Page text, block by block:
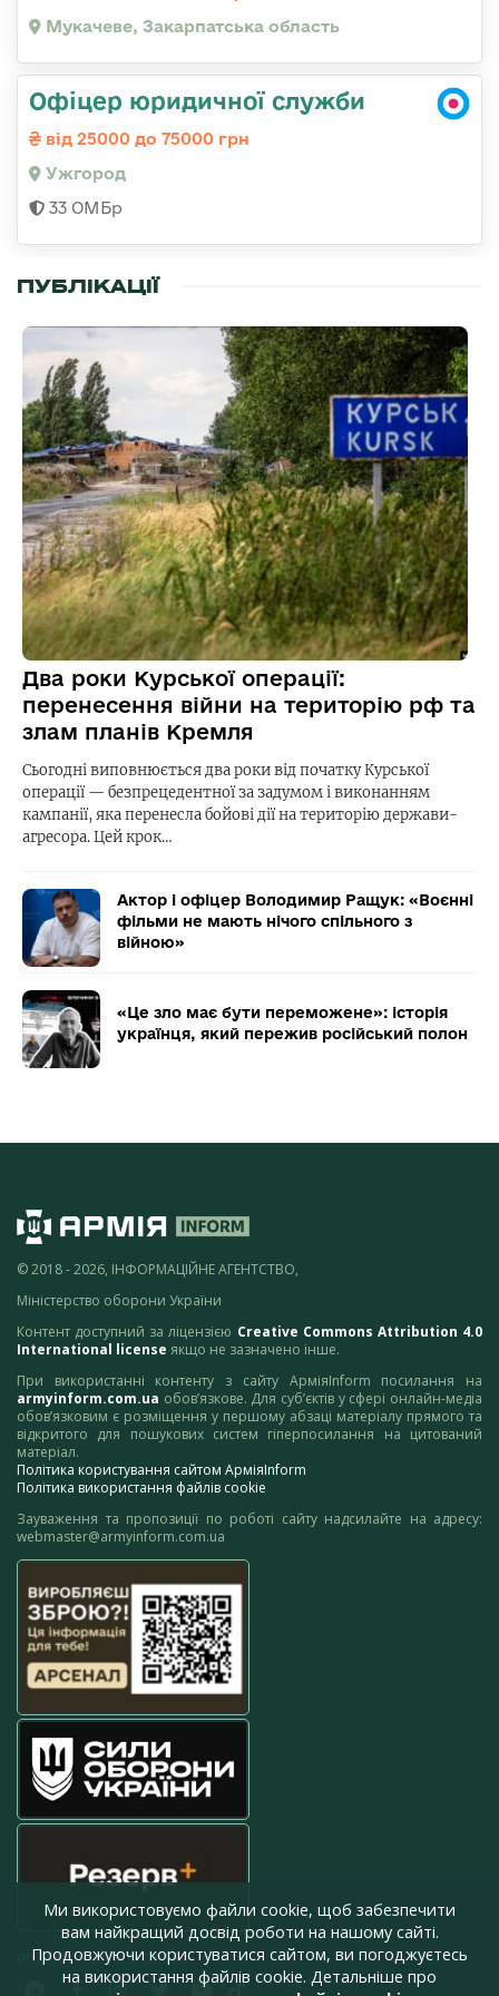
Мукачеве, Закарпатська область
Офіцер юридичної служби
від 25000 до 75000 грн
Ужгород
33 ОМБр
ПУБЛІКАЦІЇ
Два роки Курської операції:
перенесення війни на територію рф та
злам планів Кремля
Сьогодні виповнюється два роки від початку Курської
операції — безпрецедентної за задумом і виконанням
кампанії, яка перенесла бойові дії на територію держави-
агресора. Цей крок…
Актор і офіцер Володимир Ращук: «Воєнні
фільми не мають нічого спільного з
війною»
«Це зло має бути переможене»: історія
українця, який пережив російський полон
© 2018 - 2026, ІНФОРМАЦІЙНЕ АГЕНТСТВО,
Міністерство оборони України
Контент доступний за ліцензією Creative Commons Attribution 4.0
International license якщо не зазначено інше.
При використанні контенту з сайту АрміяInform посилання на
armyinform.com.ua обов’язкове. Для суб’єктів у сфері онлайн-медіа
обов’язковим є розміщення у першому абзаці матеріалу прямого та
відкритого для пошукових систем гіперпосилання на цитований
матеріал.
Політика користування сайтом АрміяInform
Політика використання файлів cookie
Зауваження та пропозиції по роботі сайту надсилайте на адресу:
webmaster@armyinform.com.ua
press@armyinform.com.ua
Ми використовуємо файли cookie, щоб забезпечити
вам найкращий досвід роботи на нашому сайті.
Продовжуючи користуватися сайтом, ви погоджуєтесь
на використання файлів cookie. Детальніше про